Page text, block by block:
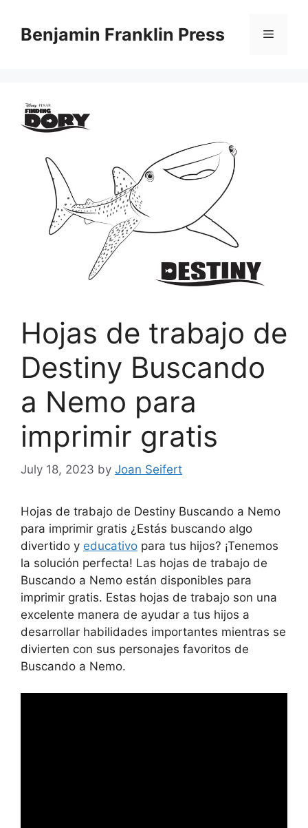
contentBenjamin Franklin Press Menu
Hojas de trabajo de
Destiny Buscando
a Nemo para
imprimir gratis
July 18, 2023 by Joan Seifert
Hojas de trabajo de Destiny Buscando a Nemo
para imprimir gratis ¿Estás buscando algo
divertido y educativo para tus hijos? ¡Tenemos
la solución perfecta! Las hojas de trabajo de
Buscando a Nemo están disponibles para
imprimir gratis. Estas hojas de trabajo son una
excelente manera de ayudar a tus hijos a
desarrollar habilidades importantes mientras se
divierten con sus personajes favoritos de
Buscando a Nemo.